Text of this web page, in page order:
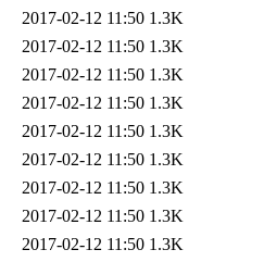
2017-02-12 11:50 1.3K
2017-02-12 11:50 1.3K
2017-02-12 11:50 1.3K
2017-02-12 11:50 1.3K
2017-02-12 11:50 1.3K
2017-02-12 11:50 1.3K
2017-02-12 11:50 1.3K
2017-02-12 11:50 1.3K
2017-02-12 11:50 1.3K